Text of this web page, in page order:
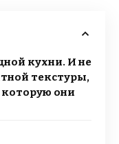
кухни. И не
текстуры,
которую они